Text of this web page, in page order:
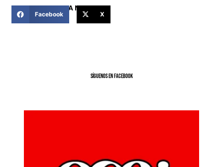
COMPARTIR ESTA NOTICIA
Facebook X
SíGUENOS EN FACEBOOK